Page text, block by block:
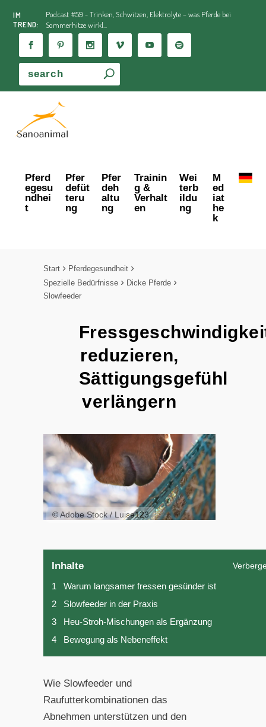
IM
TREND:
Podcast #59 - Trinken, Schwitzen, Elektrolyte – was Pferde bei
Sommerhitze wirkl...
Pferd
egesu
ndhei
t
Pfer
defüt
teru
ng
Pfer
deh
altu
ng
Trainin
g &
Verhalt
en
Wei
terb
ildu
ng
M
ed
iat
he
k
Start
Pferdegesundheit
Spezielle Bedürfnisse
Dicke Pferde
Slowfeeder
reduzieren,
Sättigungsgefühl
verlängern
© Adobe Stock / Luise123
Inhalte
1
Warum langsamer fressen gesünder ist
2
Slowfeeder in der Praxis
3
Heu-Stroh-Mischungen als Ergänzung
4
Bewegung als Nebeneffekt
Wie Slowfeeder und
Raufutterkombinationen das
Abnehmen unterstützen und den